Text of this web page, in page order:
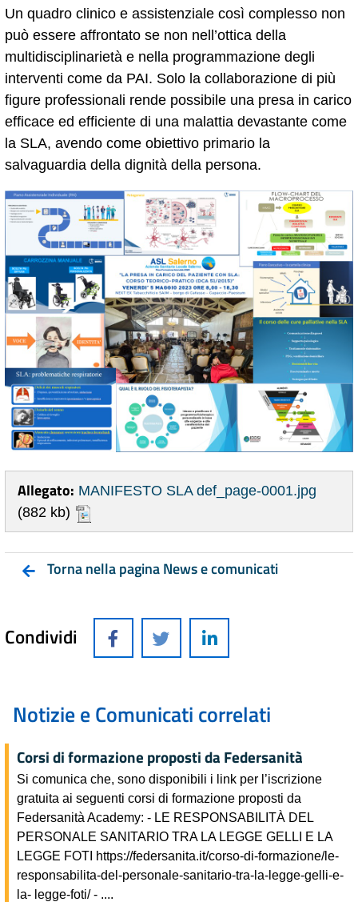
Un quadro clinico e assistenziale così complesso non
può essere affrontato se non nell’ottica della
multidisciplinarietà e nella programmazione degli
interventi come da PAI. Solo la collaborazione di più
figure professionali rende possibile una presa in carico
efficace ed efficiente di una malattia devastante come
la SLA, avendo come obiettivo primario la
salvaguardia della dignità della persona.
Allegato: MANIFESTO SLA def_page-0001.jpg
(882 kb)
Torna nella pagina News e comunicati
Condividi
Notizie e Comunicati correlati
Corsi di formazione proposti da Federsanità
Si comunica che, sono disponibili i link per l’iscrizione
gratuita ai seguenti corsi di formazione proposti da
Federsanità Academy: - LE RESPONSABILITÀ DEL
PERSONALE SANITARIO TRA LA LEGGE GELLI E LA
LEGGE FOTI https://federsanita.it/corso-di-formazione/le-
responsabilita-del-personale-sanitario-tra-la-legge-gelli-e-
la- legge-foti/ - ....